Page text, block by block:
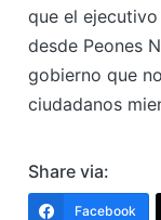
que el
desde Peones
gobierno que
ciudadanos
Share via:
Facebook